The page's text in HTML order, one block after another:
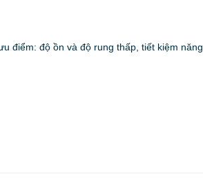
điểm: độ ồn và độ rung thấp, tiết kiệm năng